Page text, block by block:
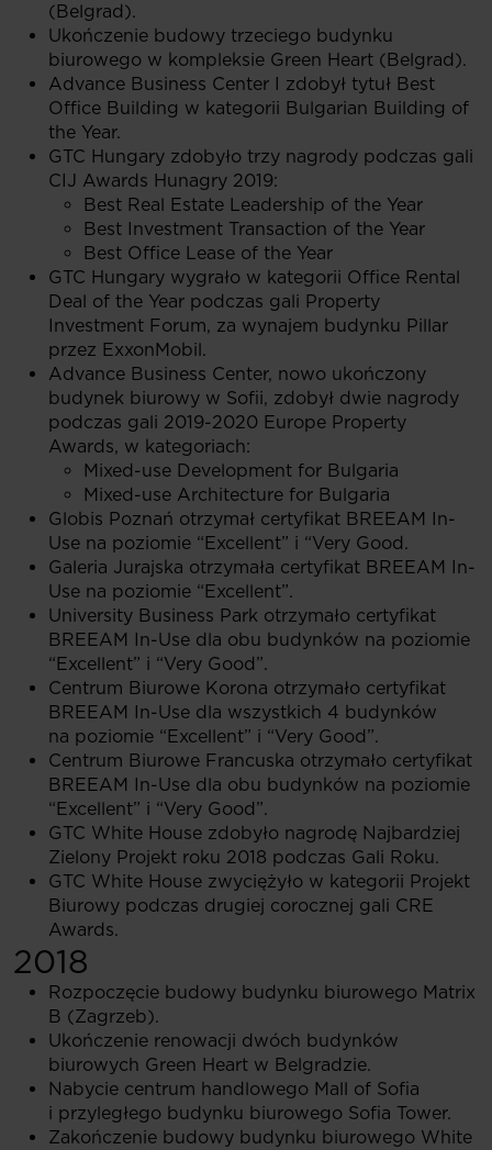
(Belgrad).
Ukończenie budowy trzeciego budynku
biurowego w kompleksie Green Heart (Belgrad).
Advance Business Center I zdobył tytuł Best
Office Building w kategorii Bulgarian Building of
the Year.
GTC Hungary zdobyło trzy nagrody podczas gali
CIJ Awards Hunagry 2019:
Best Real Estate Leadership of the Year
Best Investment Transaction of the Year
Best Office Lease of the Year
GTC Hungary wygrało w kategorii Office Rental
Deal of the Year podczas gali Property
Investment Forum, za wynajem budynku Pillar
przez ExxonMobil.
Advance Business Center, nowo ukończony
budynek biurowy w Sofii, zdobył dwie nagrody
podczas gali 2019-2020 Europe Property
Awards, w kategoriach:
Mixed-use Development for Bulgaria
Mixed-use Architecture for Bulgaria
Globis Poznań otrzymał certyfikat BREEAM In-
Use na poziomie “Excellent” i “Very Good.
Galeria Jurajska otrzymała certyfikat BREEAM In-
Use na poziomie “Excellent”.
University Business Park otrzymało certyfikat
BREEAM In-Use dla obu budynków na poziomie
“Excellent” i “Very Good”.
Centrum Biurowe Korona otrzymało certyfikat
BREEAM In-Use dla wszystkich 4 budynków
na poziomie “Excellent” i “Very Good”.
Centrum Biurowe Francuska otrzymało certyfikat
BREEAM In-Use dla obu budynków na poziomie
“Excellent” i “Very Good”.
GTC White House zdobyło nagrodę Najbardziej
Zielony Projekt roku 2018 podczas Gali Roku.
GTC White House zwyciężyło w kategorii Projekt
Biurowy podczas drugiej corocznej gali CRE
Awards.
2018
Rozpoczęcie budowy budynku biurowego Matrix
B (Zagrzeb).
Ukończenie renowacji dwóch budynków
biurowych Green Heart w Belgradzie.
Nabycie centrum handlowego Mall of Sofia
i przyległego budynku biurowego Sofia Tower.
Zakończenie budowy budynku biurowego White